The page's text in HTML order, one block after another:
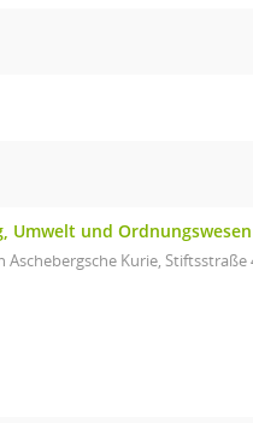
Umwelt und Ordnungswesen
Aschebergsche Kurie,